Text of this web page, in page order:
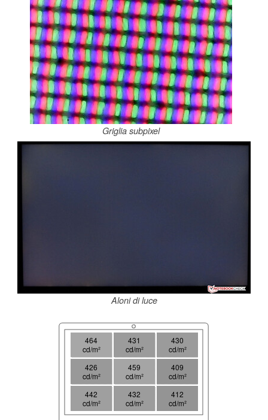
Griglia subpixel
Aloni di luce
464
cd/m²
431
cd/m²
430
cd/m²
426
cd/m²
459
cd/m²
409
cd/m²
442
cd/m²
432
cd/m²
412
cd/m²